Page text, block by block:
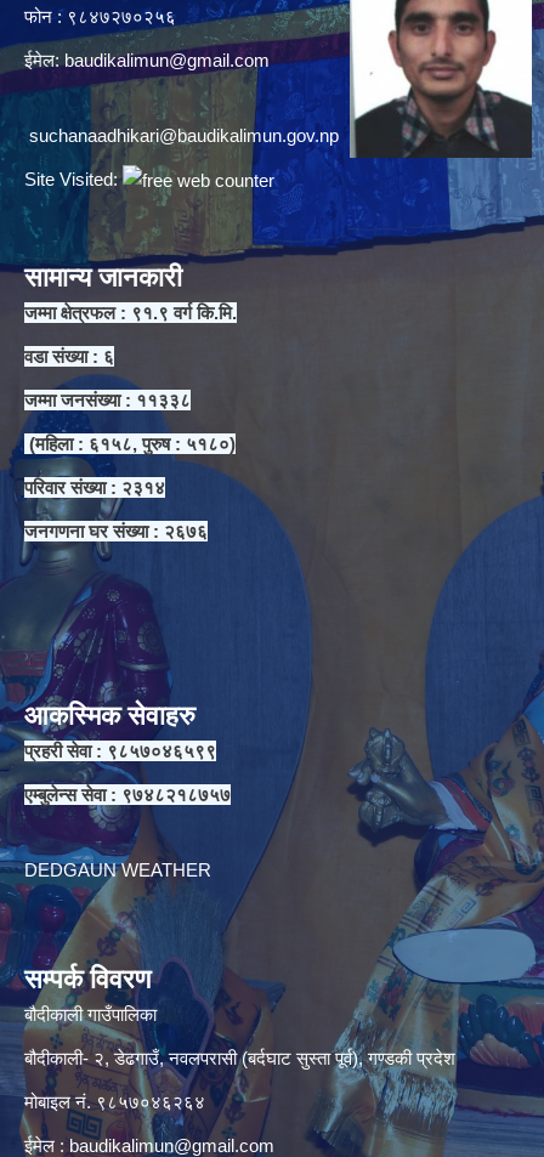
फोन : ९८४७२७०२५६
ईमेल: baudikalimun@gmail.com
suchanaadhikari@baudikalimun.gov.np
Site Visited:
सामान्य जानकारी
जम्मा क्षेत्रफल : ९१.९ वर्ग कि.मि.
वडा संख्या : ६
जम्मा जनसंख्या : ११३३८
(महिला : ६१५८, पुरुष : ५१८०)
परिवार संख्या : २३१४
जनगणना घर संख्या : २६७६
आकस्मिक सेवाहरु
प्रहरी सेवा : ९८५७०४६५९९
एम्बुलेन्स सेवा : ९७४८२१८७५७
DEDGAUN WEATHER
सम्पर्क विवरण
बौदीकाली गाउँपालिका
बौदीकाली- २, डेढगाउँ, नवलपरासी (बर्दघाट सुस्ता पूर्व), गण्डकी प्रदेश
मोबाइल नं. ९८५७०४६२६४
ईमेल : baudikalimun@gmail.com